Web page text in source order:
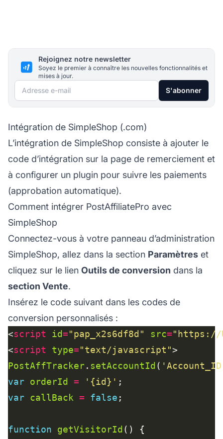
Rejoignez notre newsletter
Soyez le premier à connaître les nouvelles fonctionnalités et
mises à jour.
Adresse e-mail S'abonner
Intégration de SimpleShop (.com)
L’intégration de SimpleShop consiste à ajouter le
code d’intégration sur la page de remerciement et
à configurer un plugin pour suivre les paiements
(approbation automatique).
Comment intégrer PostAffiliatePro avec
SimpleShop
Connectez-vous à votre panneau d’administration
SimpleShop, allez dans la section Paramètres et
cliquez sur le lien Outils de conversion dans la
section Vente.
Insérez le code suivant dans les codes de
conversion personnalisés :
<script id="pap_x2s6df8d" src="https://
<script type="text/javascript"
PostAffTracker. setAccountId(
var orderId = '{id}'
var callBack = false
function getVisitorId